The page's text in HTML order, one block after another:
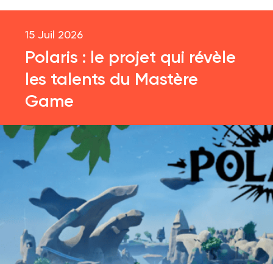
15 Juil 2026
Polaris : le projet qui révèle
les talents du Mastère
Game